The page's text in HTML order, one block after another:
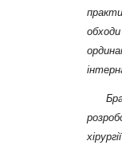
Брав